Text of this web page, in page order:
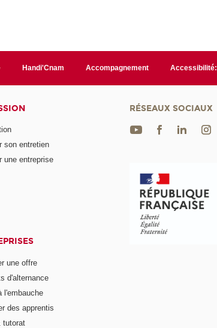
Handi'Cnam Accompagnement
son entretien
une entreprise
une offre
d'alternance
l'embauche
des apprentis
tutorat
RÉSEAUX SOCIAUX